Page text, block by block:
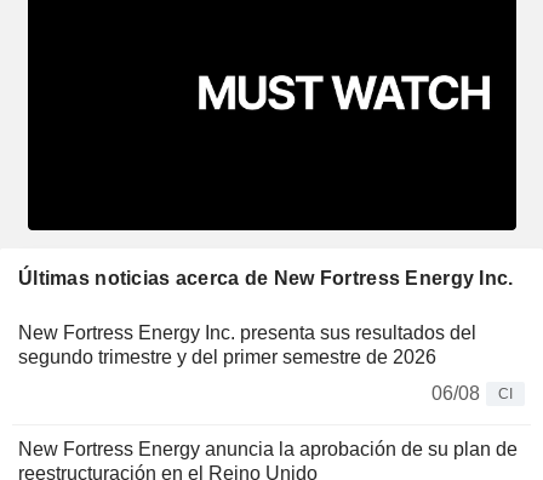
Últimas noticias acerca de New Fortress Energy Inc.
New Fortress Energy Inc. presenta sus resultados del
segundo trimestre y del primer semestre de 2026
06/08
CI
New Fortress Energy anuncia la aprobación de su plan de
reestructuración en el Reino Unido